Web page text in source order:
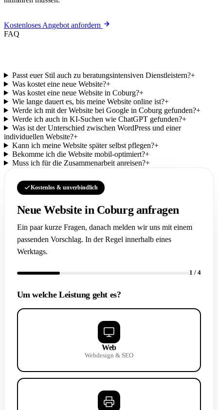
Kostenloses Angebot anfordern
FAQ
Passt euer Stil auch zu beratungsintensiven Dienstleistern?+
Was kostet eine neue Website?+
Was kostet eine neue Website in Coburg?+
Wie lange dauert es, bis meine Website online ist?+
Werde ich mit der Website bei Google in Coburg gefunden?+
Werde ich auch in KI-Suchen wie ChatGPT gefunden?+
Was ist der Unterschied zwischen WordPress und einer
individuellen Website?+
Kann ich meine Website später selbst pflegen?+
Bekomme ich die Website mobil-optimiert?+
Muss ich für die Zusammenarbeit anreisen?+
Kostenlos & unverbindlich
Neue Website in Coburg anfragen
Ein paar kurze Fragen, danach melden wir uns mit einem
passenden Vorschlag. In der Regel innerhalb eines
Werktags.
1 / 4
Um welche Leistung geht es?
Web
Webdesign & SEO